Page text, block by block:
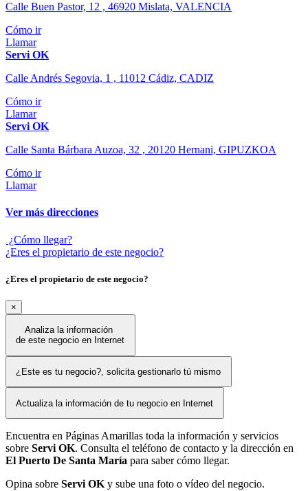
Calle Buen Pastor, 12 , 46920 Mislata, VALENCIA
Cómo ir
Llamar
Servi OK
Calle Andrés Segovia, 1 , 11012 Cádiz, CADIZ
Cómo ir
Llamar
Servi OK
Calle Santa Bárbara Auzoa, 32 , 20120 Hernani, GIPUZKOA
Cómo ir
Llamar
Ver más direcciones
¿Cómo llegar?
¿Eres el propietario de este negocio?
¿Eres el propietario de este negocio?
×
Analiza la información
de este negocio en Internet
¿Este es tu negocio?, solicita gestionarlo tú mismo
Actualiza la información de tu negocio en Internet
Encuentra en Páginas Amarillas toda la información y servicios
sobre Servi OK. Consulta el teléfono de contacto y la dirección en
El Puerto De Santa María para saber cómo llegar.
Opina sobre Servi OK y sube una foto o vídeo del negocio.